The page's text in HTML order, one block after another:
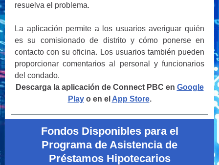
resuelva el problema.
La aplicación permite a los usuarios averiguar quién
es su comisionado de distrito y cómo ponerse en
contacto con su oficina. Los usuarios también pueden
proporcionar comentarios al personal y funcionarios
del condado.
Descarga la aplicación de Connect PBC en Google
Playo en el App Store.
Fondos Disponibles para el
Programa de Asistencia de
Préstamos Hipotecarios